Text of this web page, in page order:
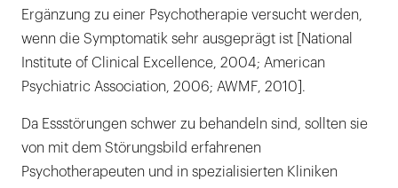
Ergänzung zu einer Psychotherapie versucht werden,
wenn die Symptomatik sehr ausgeprägt ist [National
Institute of Clinical Excellence, 2004; American
Psychiatric Association, 2006; AWMF, 2010].
Da Essstörungen schwer zu behandeln sind, sollten sie
von mit dem Störungsbild erfahrenen
Psychotherapeuten und in spezialisierten Kliniken